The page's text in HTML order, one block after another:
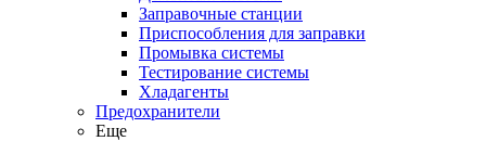
Заправочные станции
Приспособления для заправки
Промывка системы
Тестирование системы
Хладагенты
Предохранители
Еще